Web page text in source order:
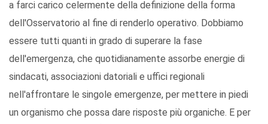
a farci carico celermente della definizione della forma
dell'Osservatorio al fine di renderlo operativo. Dobbiamo
essere tutti quanti in grado di superare la fase
dell'emergenza, che quotidianamente assorbe energie di
sindacati, associazioni datoriali e uffici regionali
nell'affrontare le singole emergenze, per mettere in piedi
un organismo che possa dare risposte più organiche. E per